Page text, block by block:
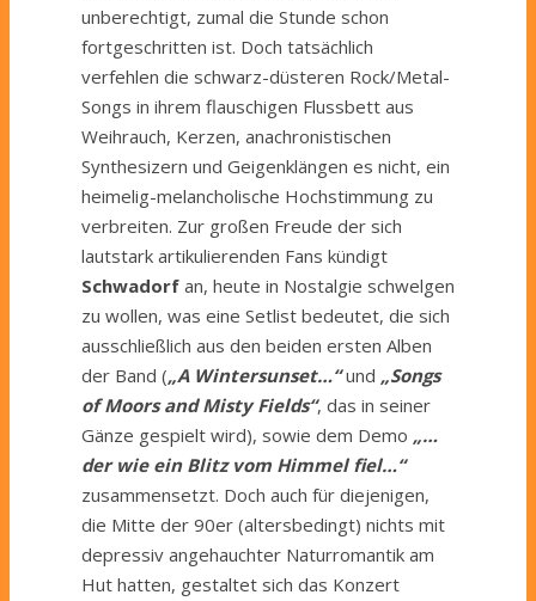
unberechtigt, zumal die Stunde schon
fortgeschritten ist. Doch tatsächlich
verfehlen die schwarz-düsteren Rock/Metal-
Songs in ihrem flauschigen Flussbett aus
Weihrauch, Kerzen, anachronistischen
Synthesizern und Geigenklängen es nicht, ein
heimelig-melancholische Hochstimmung zu
verbreiten. Zur großen Freude der sich
lautstark artikulierenden Fans kündigt
Schwadorf an, heute in Nostalgie schwelgen
zu wollen, was eine Setlist bedeutet, die sich
ausschließlich aus den beiden ersten Alben
der Band („A Wintersunset…“ und „Songs
of Moors and Misty Fields“, das in seiner
Gänze gespielt wird), sowie dem Demo „…
der wie ein Blitz vom Himmel fiel…“
zusammensetzt. Doch auch für diejenigen,
die Mitte der 90er (altersbedingt) nichts mit
depressiv angehauchter Naturromantik am
Hut hatten, gestaltet sich das Konzert